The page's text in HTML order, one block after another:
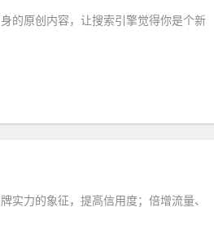
的原创内容，让搜索引擎觉得你是个新
实力的象征，提高信用度；倍增流量、